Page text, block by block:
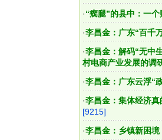
·“瘸腿”的县中：一
·李昌金：广东“百千
·李昌金：解码“无中
村电商产业发展的调
·李昌金：广东云浮“
·李昌金：集体经济
[9215]
·李昌金：乡镇新困